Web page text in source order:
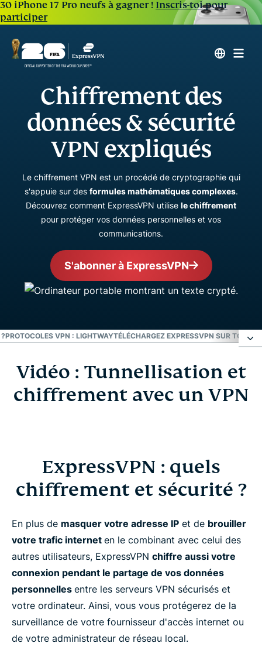
30 iPhone 17 Pro neufs à gagner ! Inscris-toi pour
participer
Chiffrement des
données & sécurité
VPN expliqués
Le chiffrement VPN est un procédé de cryptographie qui
s'appuie sur des formules mathématiques complexes.
Découvrez comment ExpressVPN utilise le chiffrement
pour protéger vos données personnelles et vos
communications.
S'abonner à ExpressVPN
?PROTOCOLES VPN : LIGHTWAYTÉLÉCHARGEZ EXPRESSVPN SUR TOUS
Vidéo : Tunnellisation et chiffrement avec un
VPN
Téléchargez ExpressVPN sur tous vos appareils
FAQ
En savoir plus ! Comment utiliser un VPN
Prêt à essayer le meilleur VPN ?
Vidéo : Tunnellisation et
chiffrement avec un VPN
ExpressVPN : quels
chiffrement et sécurité ?
En plus de masquer votre adresse IP et de brouiller
votre trafic internet en le combinant avec celui des
autres utilisateurs, ExpressVPN chiffre aussi votre
connexion pendant le partage de vos données
personnelles entre les serveurs VPN sécurisés et
votre ordinateur. Ainsi, vous vous protégerez de la
surveillance de votre fournisseur d'accès internet ou
de votre administrateur de réseau local.